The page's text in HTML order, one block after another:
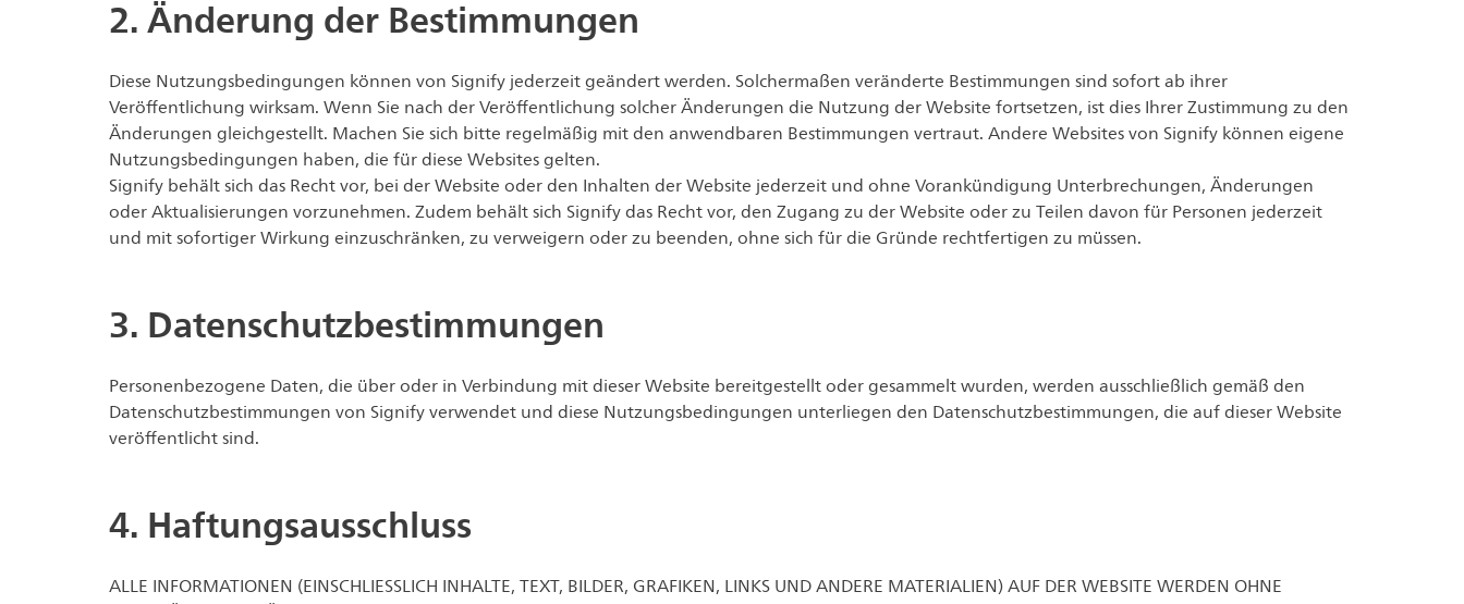
2. Änderung der Bestimmungen
Diese Nutzungsbedingungen können von Signify jederzeit geändert werden. Solchermaßen veränderte Bestimmungen sind sofort ab ihrer
Veröffentlichung wirksam. Wenn Sie nach der Veröffentlichung solcher Änderungen die Nutzung der Website fortsetzen, ist dies Ihrer Zustimmung zu den
Änderungen gleichgestellt. Machen Sie sich bitte regelmäßig mit den anwendbaren Bestimmungen vertraut. Andere Websites von Signify können eigene
Nutzungsbedingungen haben, die für diese Websites gelten.
Signify behält sich das Recht vor, bei der Website oder den Inhalten der Website jederzeit und ohne Vorankündigung Unterbrechungen, Änderungen
oder Aktualisierungen vorzunehmen. Zudem behält sich Signify das Recht vor, den Zugang zu der Website oder zu Teilen davon für Personen jederzeit
und mit sofortiger Wirkung einzuschränken, zu verweigern oder zu beenden, ohne sich für die Gründe rechtfertigen zu müssen.
3. Datenschutzbestimmungen
Personenbezogene Daten, die über oder in Verbindung mit dieser Website bereitgestellt oder gesammelt wurden, werden ausschließlich gemäß den
Datenschutzbestimmungen von Signify verwendet und diese Nutzungsbedingungen unterliegen den Datenschutzbestimmungen, die auf dieser Website
veröffentlicht sind.
4. Haftungsausschluss
ALLE INFORMATIONEN (EINSCHLIESSLICH INHALTE, TEXT, BILDER, GRAFIKEN, LINKS UND ANDERE MATERIALIEN) AUF DER WEBSITE WERDEN OHNE